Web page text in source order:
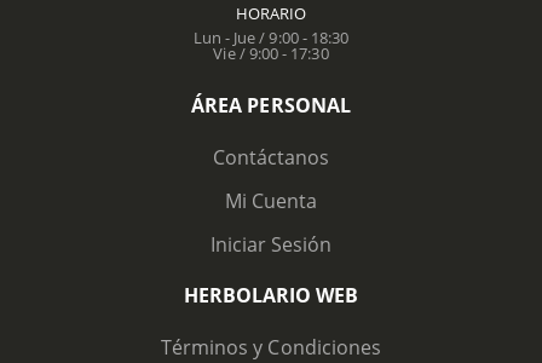
HORARIO
Lun - Jue / 9:00 - 18:30
Vie / 9:00 - 17:30
ÁREA PERSONAL
Contáctanos
Mi Cuenta
Iniciar Sesión
HERBOLARIO WEB
Términos y Condiciones